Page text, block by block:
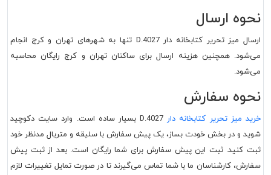
نحوه ارسال
ارسال میز تحریر کتابخانه دار D.4027 تنها به شهرهای تهران و کرج انجام
می‌شود. همچنین هزینه ارسال برای ساکنان تهران و کرج رایگان محاسبه
می‌شود.
نحوه سفارش
خرید میز تحریر کتابخانه دار
D.4027 بسیار ساده است. وارد سایت دکوچید
شوید و در بخش خودت بساز، یک پیش سفارش با سلیقه و متریال مدنظر خود
ثبت کنید. ثبت این پیش سفارش برای شما رایگان است. بعد از ثبت پیش
سفارش، کارشناسان ما با شما تماس می‌گیرند تا در صورت تمایل تغییرات لازم